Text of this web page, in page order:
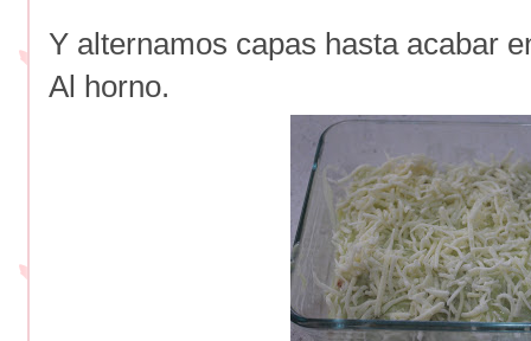
Y alternamos capas hasta acabar
Al horno.